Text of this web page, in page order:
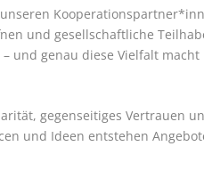
und gesellschaftliche
und genau diese Vielfalt
gegenseitiges Vertrauen
und Ideen entstehen